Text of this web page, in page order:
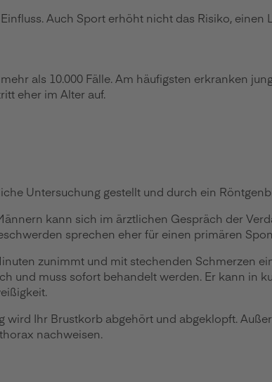
Auch Sport erhöht nicht das Risiko, einen
als 10.000 Fälle. Am häufigsten erkranken
eher im Alter auf.
Untersuchung gestellt und durch ein
kann sich im ärztlichen Gespräch der
sprechen eher für einen primären
zunimmt und mit stechenden Schmerzen
und muss sofort behandelt werden. Er kann in
wird Ihr Brustkorb abgehört und abgeklopft.
nachweisen.